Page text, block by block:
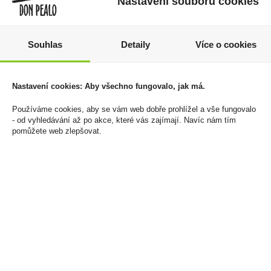
Višňovka 0,7l 25%
Cena za:1 ks
Skladem:5 - 50 ks
Holder
1 399 Kč
Cena za:
Souhlas Detaily Více o cookies
Nastavení cookies: Aby všechno fungovalo, jak má.
Používáme cookies, aby se vám web dobře prohlížel a vše fungovalo
- od vyhledávání až po akce, které vás zajímají. Navíc nám tím
pomůžete web zlepšovat.